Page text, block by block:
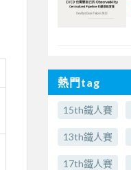
熱門tag
15th鐵人賽
13th鐵人賽
17th鐵人賽